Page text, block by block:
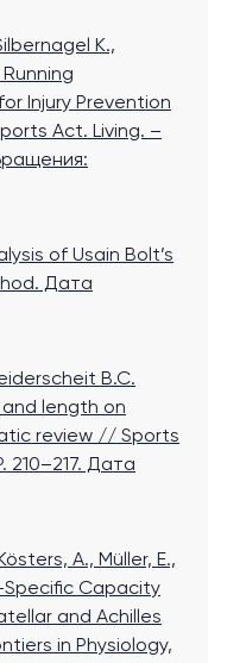
K.,
Injury Prevention
Act. Living. –
of Usain Bolt’s
Дата
B.C.
length on
review // Sports
210–217. Дата
A., Müller, E.,
Specific Capacity
and Achilles
in Physiology,